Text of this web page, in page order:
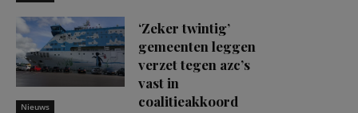
Nieuws
‘Zeker twintig’
gemeenten leggen
verzet tegen azc’s
vast in
coalitieakkoord